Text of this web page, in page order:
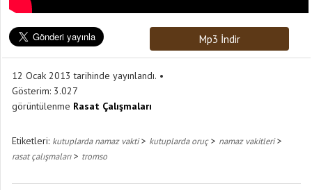
Mp3 İndir
12 Ocak 2013 tarihinde yayınlandı.
Gösterim: 3.027
görüntülenme Rasat Çalışmaları
Etiketleri: kutuplarda namaz vakti> kutuplarda oruç> namaz vakitleri>
rasat çalışmaları> tromso